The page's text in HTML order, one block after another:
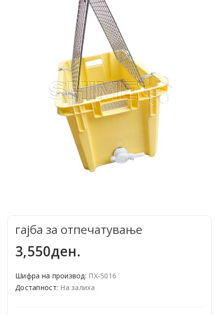
гајба за отпечатување
3,550ден.
Шифра на производ: ПХ-5016
Достапност: На залиха